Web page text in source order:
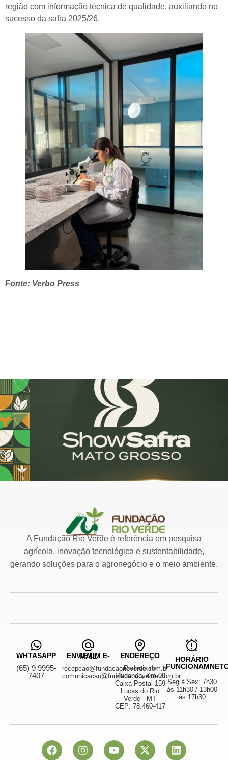
região com informação técnica de qualidade, auxiliando no
sucesso da safra 2025/26.
Fonte: Verbo Press
A Fundação Rio Verde é referência em pesquisa
agrícola, inovação tecnológica e sustentabilidade,
gerando soluções para o agronegócio e o meio ambiente.
WHTASAPP
(65) 9 9995-
7407
ENVIE UM E-MAIL
recepcao@fundacaorioverde.com.br
comunicacao@fundacaorioverde.com.br
ENDEREÇO
Rodovia da
Mudança, Km 08
Caixa Postal 159
Lucas do Rio
Verde - MT
CEP: 78.460-417
HORÁRIO
Seg à Sex: 7h30
às 11h30 / 13h00
às 17h30